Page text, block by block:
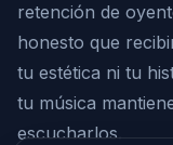
retención de
honesto que
tu estética ni tu
tu música
escucharlos.